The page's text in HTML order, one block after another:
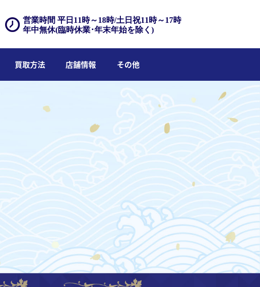
営業時間 平日11時～18時/土日祝11時～17時
年中無休(臨時休業･年末年始を除く)
買取方法 店舗情報 その他